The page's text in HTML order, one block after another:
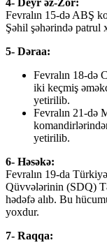
Fevralın 15-də ABŞ
Şəhil şəhərində patrul
5- Dəraa:
Fevralın 18-də
iki keçmiş
yetirilib.
Fevralın 21-də
yetirilib.
6- Həsəkə:
Fevralın 19-da
Qüvvələrinin (SDQ)
hədəfə alıb. Bu
yoxdur.
7- Raqqa: